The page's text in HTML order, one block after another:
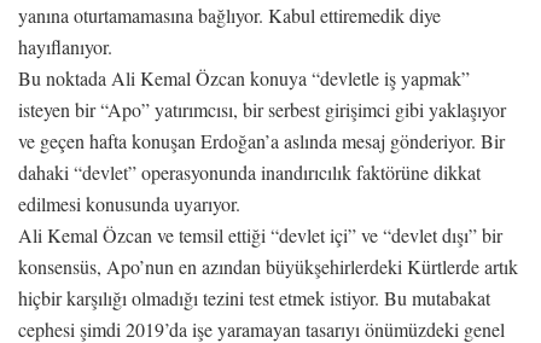
yanına oturtamamasına bağlıyor. Kabul ettiremedik diye
hayıflanıyor.
Bu noktada Ali Kemal Özcan konuya “devletle iş yapmak”
isteyen bir “Apo” yatırımcısı, bir serbest girişimci gibi yaklaşıyor
ve geçen hafta konuşan Erdoğan’a aslında mesaj gönderiyor. Bir
dahaki “devlet” operasyonunda inandırıcılık faktörüne dikkat
edilmesi konusunda uyarıyor.
Ali Kemal Özcan ve temsil ettiği “devlet içi” ve “devlet dışı” bir
konsensüs, Apo’nun en azından büyükşehirlerdeki Kürtlerde artık
hiçbir karşılığı olmadığı tezini test etmek istiyor. Bu mutabakat
cephesi şimdi 2019’da işe yaramayan tasarıyı önümüzdeki genel